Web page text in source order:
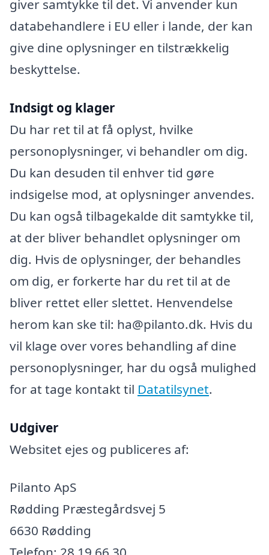
giver samtykke til det. Vi anvender kun
databehandlere i EU eller i lande, der kan
give dine oplysninger en tilstrækkelig
beskyttelse.
Indsigt og klager
Du har ret til at få oplyst, hvilke
personoplysninger, vi behandler om dig.
Du kan desuden til enhver tid gøre
indsigelse mod, at oplysninger anvendes.
Du kan også tilbagekalde dit samtykke til,
at der bliver behandlet oplysninger om
dig. Hvis de oplysninger, der behandles
om dig, er forkerte har du ret til at de
bliver rettet eller slettet. Henvendelse
herom kan ske til: ha@pilanto.dk. Hvis du
vil klage over vores behandling af dine
personoplysninger, har du også mulighed
for at tage kontakt til Datatilsynet.
Udgiver
Websitet ejes og publiceres af:
Pilanto ApS
Rødding Præstegårdsvej 5
6630 Rødding